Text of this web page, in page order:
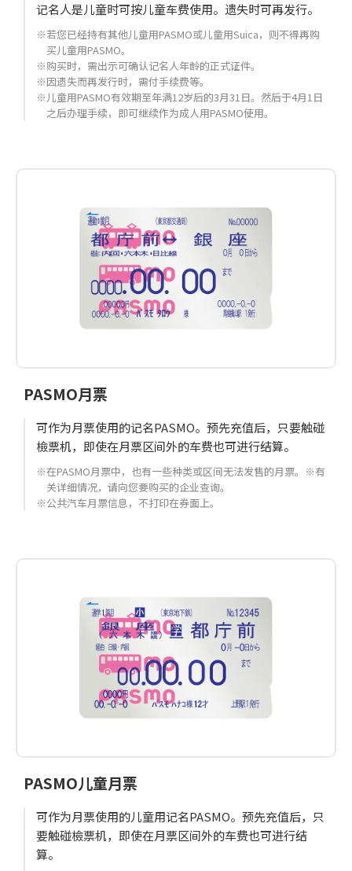
记名人是儿童时可按儿童车费使用。遗失时可再发行。
※若您已经持有其他儿童用PASMO或儿童用Suica，则不得再购
买儿童用PASMO。
※购买时，需出示可确认记名人年龄的正式证件。
※因遗失而再发行时，需付手续费等。
※儿童用PASMO有效期至年满12岁后的3月31日。然后于4月1日
之后办理手续，即可继续作为成人用PASMO使用。
PASMO月票
可作为月票使用的记名PASMO。预先充值后，只要触碰
檢票机，即使在月票区间外的车费也可进行结算。
※在PASMO月票中，也有一些种类或区间无法发售的月票。※有
关详细情况，请向您要购买的企业查询。
※公共汽车月票信息，不打印在券面上。
PASMO儿童月票
可作为月票使用的儿童用记名PASMO。预先充值后，只
要触碰檢票机，即使在月票区间外的车费也可进行结
算。